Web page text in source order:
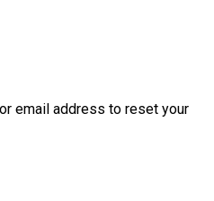
email address to reset your